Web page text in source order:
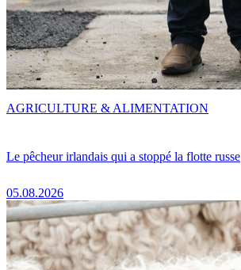
Le pêcheur irlandais qui a stoppé la flotte russe
05.08.2026
AGRICULTURE & ALIMENTATION